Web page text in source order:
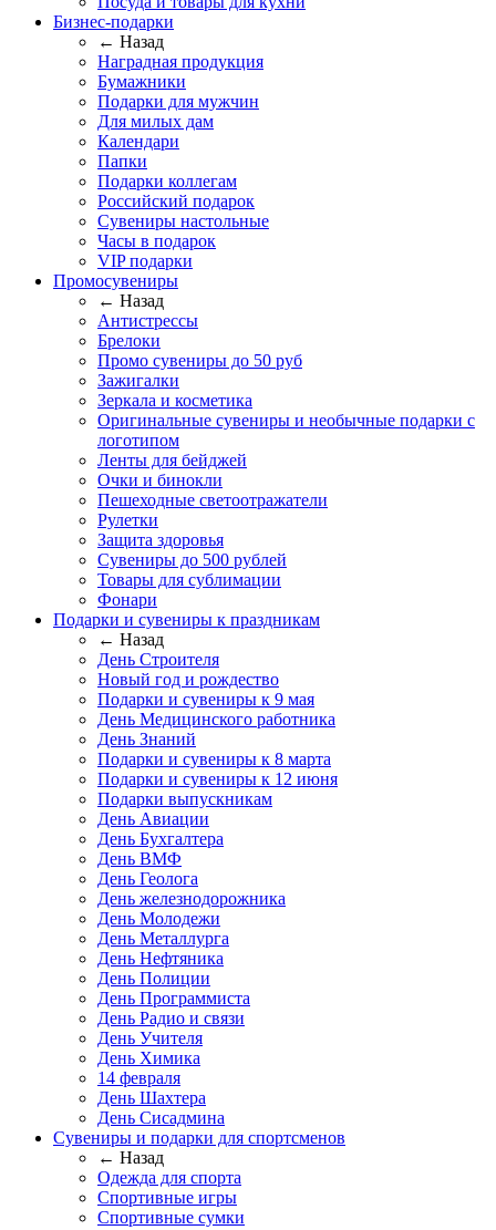
Бизнес-подарки
← Назад
Наградная продукция
Бумажники
Подарки для мужчин
Для милых дам
Календари
Папки
Подарки коллегам
Российский подарок
Сувениры настольные
Часы в подарок
VIP подарки
Промосувениры
← Назад
Антистрессы
Брелоки
Промо сувениры до 50 руб
Зажигалки
Зеркала и косметика
Оригинальные сувениры и необычные подарки с
логотипом
Ленты для бейджей
Очки и бинокли
Пешеходные светоотражатели
Рулетки
Защита здоровья
Сувениры до 500 рублей
Товары для сублимации
Фонари
Подарки и сувениры к праздникам
← Назад
День Строителя
Новый год и рождество
Подарки и сувениры к 9 мая
День Медицинского работника
День Знаний
Подарки и сувениры к 8 марта
Подарки и сувениры к 12 июня
Подарки выпускникам
День Авиации
День Бухгалтера
День ВМФ
День Геолога
День железнодорожника
День Молодежи
День Металлурга
День Нефтяника
День Полиции
День Программиста
День Радио и связи
День Учителя
День Химика
14 февраля
День Шахтера
День Сисадмина
Сувениры и подарки для спортсменов
← Назад
Одежда для спорта
Спортивные игры
Спортивные сумки